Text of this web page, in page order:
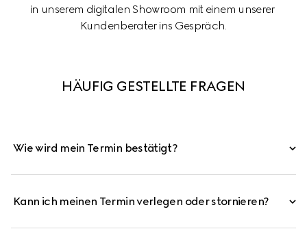
in unserem digitalen Showroom mit einem unserer
Kundenberater ins Gespräch.
HÄUFIG GESTELLTE FRAGEN
Wie wird mein Termin bestätigt?
Kann ich meinen Termin verlegen oder stornieren?